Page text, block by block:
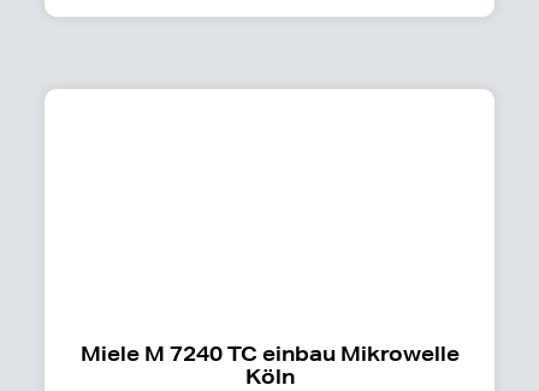
Miele M 7240 TC einbau Mikrowelle
Köln